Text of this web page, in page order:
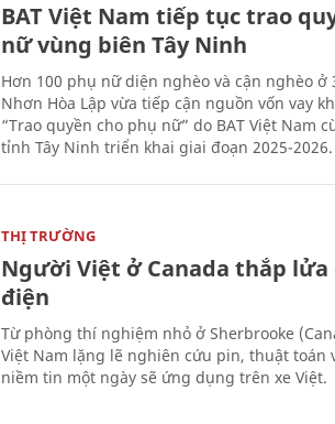
BAT Việt Nam tiếp tục trao
nữ vùng biên Tây Ninh
Hơn 100 phụ nữ diện nghèo và cận nghèo ở
Nhơn Hòa Lập vừa tiếp cận nguồn vốn vay
“Trao quyền cho phụ nữ” do BAT Việt Nam
tỉnh Tây Ninh triển khai giai đoạn 2025-2026.
THỊ TRƯỜNG
Người Việt ở Canada thắp lửa
điện
Từ phòng thí nghiệm nhỏ ở Sherbrooke
Việt Nam lặng lẽ nghiên cứu pin, thuật toán
niềm tin một ngày sẽ ứng dụng trên xe Việt.